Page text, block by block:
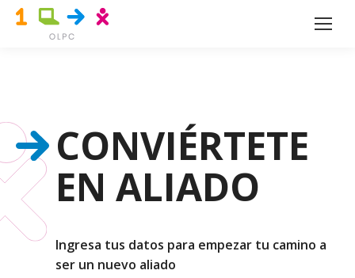
CONVIÉRTETE
EN ALIADO
Ingresa tus datos para empezar tu camino a
ser un nuevo aliado